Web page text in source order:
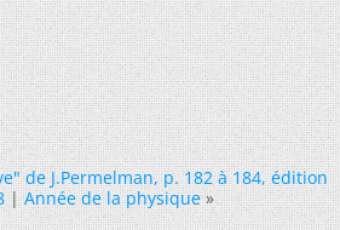
de J.Permelman, p. 182 à 184, édition
|Année de la physique »